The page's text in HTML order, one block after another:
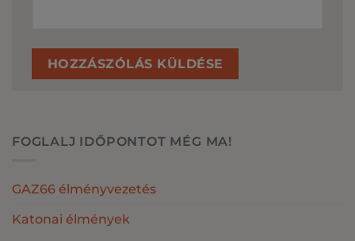
FOGLALJ IDŐPONTOT MÉG MA!
GAZ66 élményvezetés
Katonai élmények